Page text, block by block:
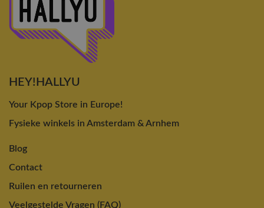
HEY!HALLYU
Your Kpop Store in Europe!
Fysieke winkels in Amsterdam & Arnhem
Blog
Contact
Ruilen en retourneren
Veelgestelde Vragen (FAQ)